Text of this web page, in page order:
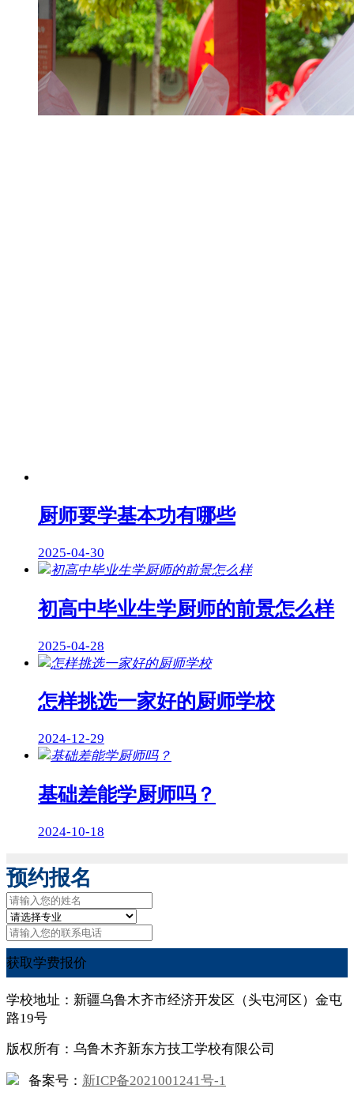
厨师要学基本功有哪些
2025-04-30
初高中毕业生学厨师的前景怎么样
2025-04-28
怎样挑选一家好的厨师学校
2024-12-29
基础差能学厨师吗？
2024-10-18
预约报名
获取学费报价
学校地址：新疆乌鲁木齐市经济开发区（头屯河区）金屯
路19号
版权所有：乌鲁木齐新东方技工学校有限公司
备案号： 新ICP备2021001241号-1